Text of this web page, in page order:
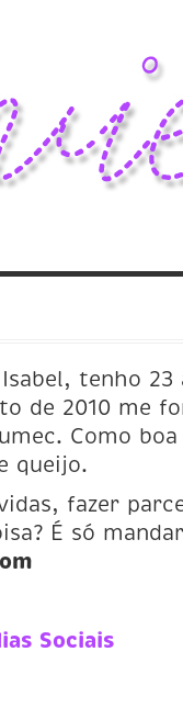
tenho
de 2010 me
Como
queijo.
fazer
É só
Sociais